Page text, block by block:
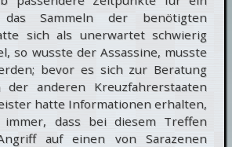
Sammeln der benötigten
sich als unerwartet schwierig
so wusste der Assassine, musste
bevor es sich zur Beratung
anderen Kreuzfahrerstaaten
hatte Informationen erhalten,
dass bei diesem Treffen
auf einen von Sarazenen